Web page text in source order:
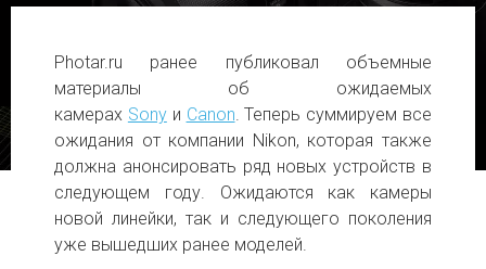
Photar.ru ранее публиковал объемные
материалы об ожидаемых
камерах Sony и Canon. Теперь суммируем все
ожидания от компании Nikon, которая также
должна анонсировать ряд новых устройств в
следующем году. Ожидаются как камеры
новой линейки, так и следующего поколения
уже вышедших ранее моделей.